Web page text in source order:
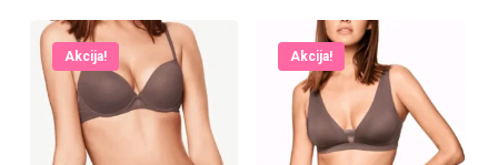
Go To Shop
Akcija! Akcija!